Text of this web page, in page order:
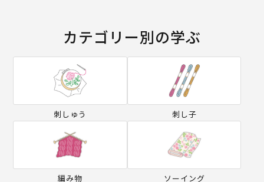
カテゴリー別の学ぶ
刺しゅう 刺し子
編み物 ソーイング